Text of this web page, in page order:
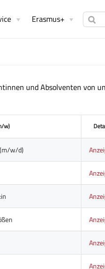
Erasmus+
und Absolventen von
w)
w/d)